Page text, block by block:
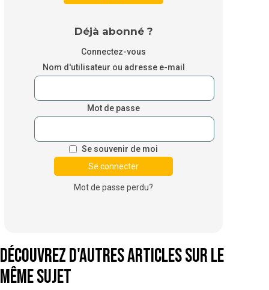
Déjà abonné ?
Connectez-vous
Nom d'utilisateur ou adresse e-mail
Mot de passe
Se souvenir de moi
Mot de passe perdu?
Découvrez d'autres articles sur le
même sujet